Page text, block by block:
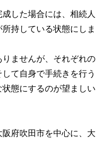
した場合には、相続人
持している状態にしま
ませんが、それぞれの
て自身で手続きを行う
態にするのが望ましい
府吹田市を中心に、大